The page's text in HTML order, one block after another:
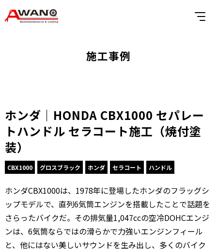
施工事例
ホンダ｜HONDA CBX1000 セパレー
トハンドル セラコート施工（焼付塗
装）
CBX1000 グロスブラック ホンダ セラコート ハンドル
ホンダCBX1000は、1978年に登場したホンダのフラッグシ
ップモデルで、直列6気筒エンジンを搭載したことで話題を
さらったバイクだ。その排気量1,047ccの空冷DOHCエンジ
ンは、6気筒ならではの滑らかで力強いエンジンフィール
と、他にはない美しいサウンドを生み出し、多くのバイク